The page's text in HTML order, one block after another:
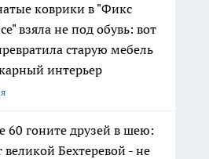
коврики в "Фикс
взяла не под обувь: вот
старую мебель
интерьер
60 гоните друзей в шею:
великой Бехтеревой - не